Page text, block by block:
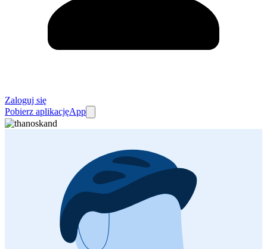
Zaloguj się
Pobierz aplikacjęApp